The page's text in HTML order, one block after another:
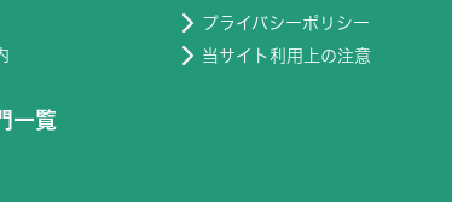
一覧
プライバシーポリシー
当サイト利用上の注意